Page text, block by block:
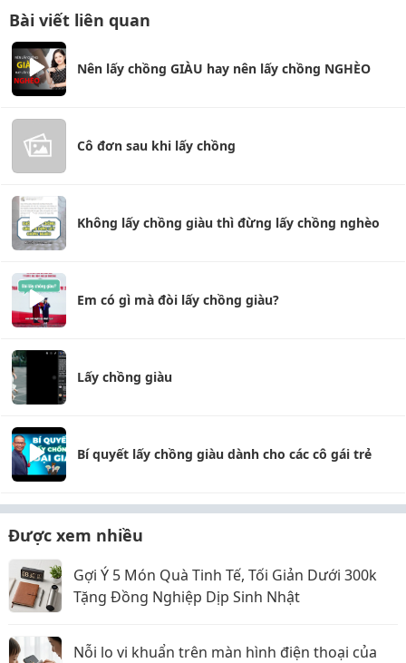
Bài viết liên quan
Nên lấy chồng GIÀU hay nên lấy chồng NGHÈO
Cô đơn sau khi lấy chồng
Không lấy chồng giàu thì đừng lấy chồng nghèo
Em có gì mà đòi lấy chồng giàu?
Lấy chồng giàu
Bí quyết lấy chồng giàu dành cho các cô gái trẻ
Được xem nhiều
Gợi Ý 5 Món Quà Tinh Tế, Tối Giản Dưới 300k
Tặng Đồng Nghiệp Dịp Sinh Nhật
Nỗi lo vi khuẩn trên màn hình điện thoại của